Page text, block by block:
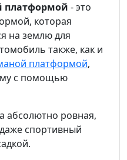
платформой - это
которая
на землю для
также, как и
платформой,
с помощью
абсолютно ровная,
спортивный